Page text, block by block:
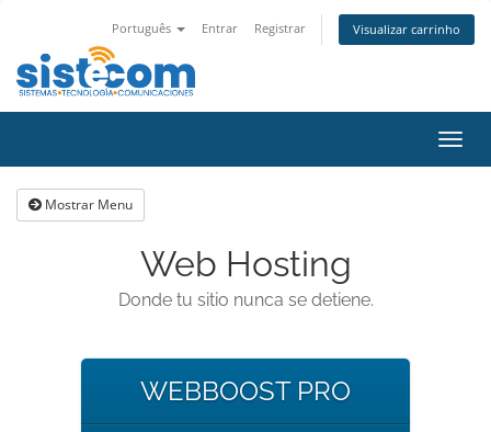
Português Entrar Registrar Visualizar carrinho
Mostrar Menu
Web Hosting
Donde tu sitio nunca se detiene.
WEBBOOST PRO